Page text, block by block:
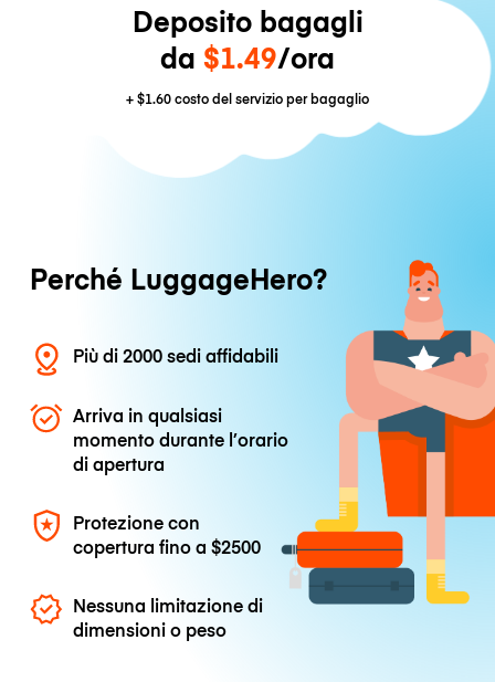
Deposito bagagli
da $1.49/ora
+$1.60costo del servizio per bagaglio
Perché LuggageHero?
Più di 2000 sedi affidabili
Arriva in qualsiasi
momento durante l’orario
di apertura
Protezione con
copertura fino a$2500
Nessuna limitazione di
dimensioni o peso